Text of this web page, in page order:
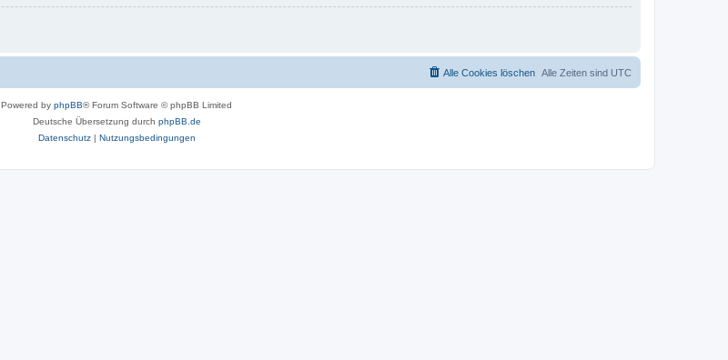
Alle Zeiten sind UTC
Alle Cookies löschen
Powered by phpBB® Forum Software © phpBB Limited
Deutsche Übersetzung durch phpBB.de
Datenschutz| Nutzungsbedingungen